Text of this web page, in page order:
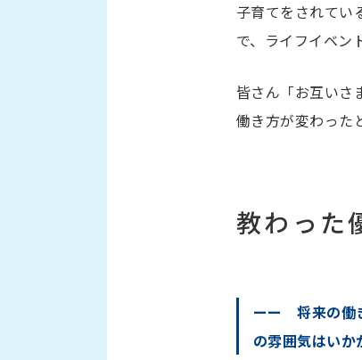
子育てをされてい
で、ライフイベン
皆さん「お互いさ
働き方が変わった
教わった
ーー 将来の働
の雰囲気はいか